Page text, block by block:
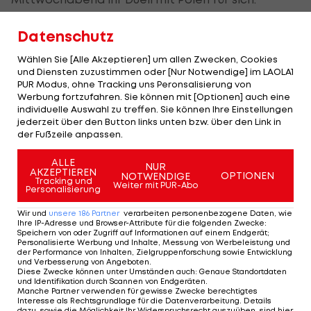
Cingel in Minute drei und Tatar in Minute zwölf
Sowohl im Mittel-, als auch bis zur 18. Minute des
Schlussdrittels fallen keine Tore mehr, ehe
Cehlarik und erneut Cingel mit ihren Treffern zum
3:0 und 4:0 schlussendlich für klare Verhältnisse
sorgen.
Österreichs Nachbar setzt sich mit seinem
dritten Sieg und acht Punkten auf Tabellenplatz
drei. Polen liegt mit einem Zähler abgeschlagen
am Ende des Klassements.
Datenschutz
Wählen Sie [Alle Akzeptieren] um allen Zwecken, Cookies
und Diensten zuzustimmen oder [Nur Notwendige] im LAOLA1
PUR Modus, ohne Tracking uns Peronsalisierung von
Werbung fortzufahren. Sie können mit [Optionen] auch eine
individuelle Auswahl zu treffen. Sie können Ihre Einstellungen
jederzeit über den Button links unten bzw. über den Link in
der Fußzeile anpassen.
ALLE
AKZEPTIEREN
Tracking und
Personalisierung
NUR
NOTWENDIGE
Weiter mit PUR-Abo
OPTIONEN
Wir und unsere 186 Partner verarbeiten personenbezogene Daten, wie
Ihre IP-Adresse und Browser-Attribute für die folgenden Zwecke:
Speichern von oder Zugriff auf Informationen auf einem Endgerät;
Personalisierte Werbung und Inhalte, Messung von Werbeleistung und
der Performance von Inhalten, Zielgruppenforschung sowie Entwicklung
und Verbesserung von Angeboten.
Diese Zwecke können unter Umständen auch: Genaue Standortdaten
und Identifikation durch Scannen von Endgeräten.
Manche Partner verwenden für gewisse Zwecke berechtigtes
Interesse als Rechtsgrundlage für die Datenverarbeitung. Details